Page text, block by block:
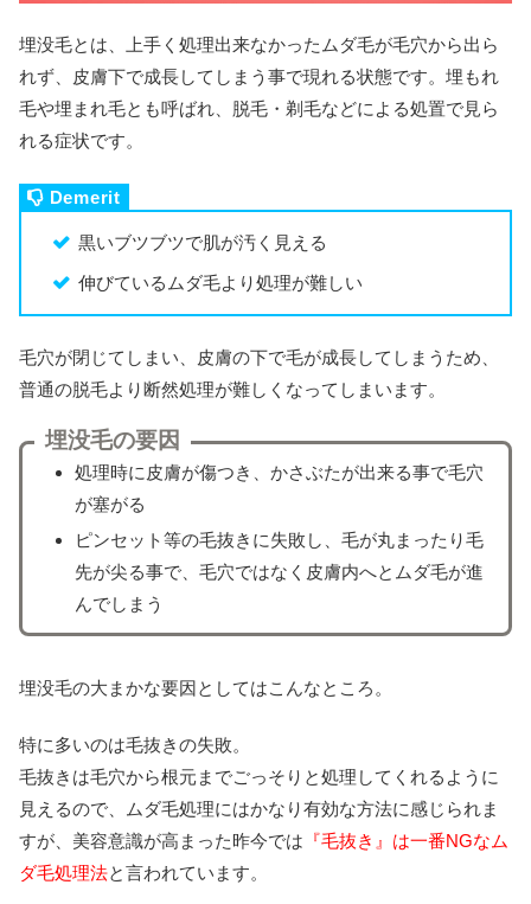
埋没毛とは、上手く処理出来なかったムダ毛が毛穴から出ら
れず、皮膚下で成長してしまう事で現れる状態です。埋もれ
毛や埋まれ毛とも呼ばれ、脱毛・剃毛などによる処置で見ら
れる症状です。
黒いブツブツで肌が汚く見える
伸びているムダ毛より処理が難しい
毛穴が閉じてしまい、皮膚の下で毛が成長してしまうため、
普通の脱毛より断然処理が難しくなってしまいます。
埋没毛の要因
処理時に皮膚が傷つき、かさぶたが出来る事で毛穴
が塞がる
ピンセット等の毛抜きに失敗し、毛が丸まったり毛
先が尖る事で、毛穴ではなく皮膚内へとムダ毛が進
んでしまう
埋没毛の大まかな要因としてはこんなところ。
特に多いのは毛抜きの失敗。
毛抜きは毛穴から根元までごっそりと処理してくれるように
見えるので、ムダ毛処理にはかなり有効な方法に感じられま
すが、美容意識が高まった昨今では 『毛抜き』は一番NGなム
ダ毛処理法と言われています。